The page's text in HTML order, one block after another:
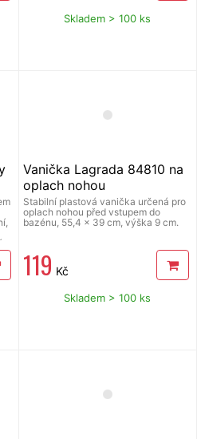
polyester, 15 % polyamid. Perfektně
sají, čistí a leští suché i mokré
Skladem > 100 ks
Vanička Lagrada 84810 na
oplach nohou
Stabilní plastová vanička určená pro
oplach nohou před vstupem do
bazénu, 55,4 x 39 cm, výška 9 cm.
119 Kč
Skladem > 100 ks